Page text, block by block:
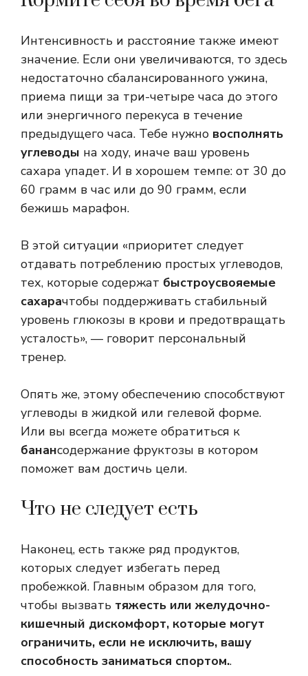
Интенсивность и расстояние также имеют
значение. Если они увеличиваются, то здесь
недостаточно сбалансированного ужина,
приема пищи за три-четыре часа до этого
или энергичного перекуса в течение
предыдущего часа. Тебе нужно восполнять
углеводы на ходу, иначе ваш уровень
сахара упадет. И в хорошем темпе: от 30 до
60 грамм в час или до 90 грамм, если
бежишь марафон.
В этой ситуации «приоритет следует
отдавать потреблению простых углеводов,
тех, которые содержат быстроусвояемые
сахарачтобы поддерживать стабильный
уровень глюкозы в крови и предотвращать
усталость», — говорит персональный
тренер.
Опять же, этому обеспечению способствуют
углеводы в жидкой или гелевой форме.
Или вы всегда можете обратиться к
банансодержание фруктозы в котором
поможет вам достичь цели.
Что не следует есть
Наконец, есть также ряд продуктов,
которых следует избегать перед
пробежкой. Главным образом для того,
чтобы вызвать тяжесть или желудочно-
кишечный дискомфорт, которые могут
ограничить, если не исключить, вашу
способность заниматься спортом..